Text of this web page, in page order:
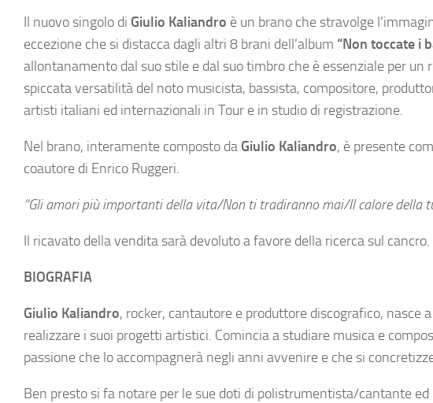
Il nuovo singolo di Giulio Kaliandro è un brano che stravolge
eccezione che si distacca dagli altri 8 brani dell’album “Non toccate i
allontanamento dal suo stile e dal suo timbro che è essenziale per
spiccata versatilità del noto musicista, bassista, compositore,
artisti italiani ed internazionali in Tour e in studio di registrazione.
Nel brano, interamente composto da Giulio Kaliandro, è presente
coautore di Enrico Ruggeri.
“Gli amori più importanti della vita/Non ti tradiranno mai/Il calore della
Il ricavato della vendita sarà devoluto a favore della ricerca sul cancro.
BIOGRAFIA
Giulio Kaliandro, rocker, cantautore e produttore discografico, nasce
realizzare i suoi progetti artistici. Comincia a studiare musica e
passione che lo accompagnerà negli anni avvenire e che si
Ben presto si fa notare per le sue doti di polistrumentista/cantante